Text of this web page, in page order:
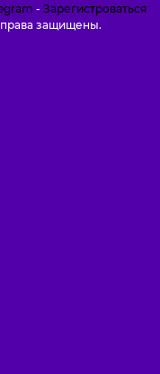
- Зарегистроваться
права защищены.